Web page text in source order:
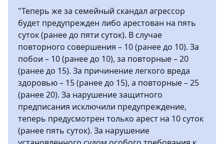
"Теперь же за семейный скандал агрессор
будет предупрежден либо арестован на пять
суток (ранее до пяти суток). В случае
повторного совершения – 10 (ранее до 10). За
побои – 10 (ранее до 10), за повторные – 20
(ранее до 15). За причинение легкого вреда
здоровью – 15 (ранее до 15), а повторные – 25
(ранее 20). За нарушение защитного
предписания исключили предупреждение,
теперь предусмотрен только арест на 10 суток
(ранее пять суток). За нарушение